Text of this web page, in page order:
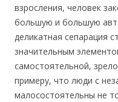
взросления, человек
большую и большую
деликатная сепарация
значительным
самостоятельной,
примеру, что люди с
малосостоятельны не